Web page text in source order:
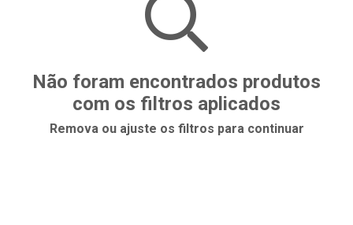
Não foram encontrados produtos
com os filtros aplicados
Remova ou ajuste os filtros para continuar